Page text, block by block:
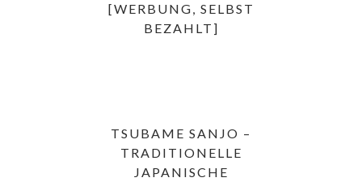
[WERBUNG, SELBST
BEZAHLT]
TSUBAME SANJO –
TRADITIONELLE
JAPANISCHE